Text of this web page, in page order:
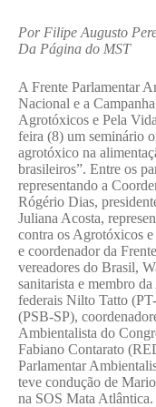
Por Filipe Augusto
Da Página do MST
A Frente Parlamentar
Nacional e a
Agrotóxicos e Pela
feira (8) um seminário
agrotóxico na
brasileiros”. Entre os
representando a
Rógério Dias,
Juliana Acosta,
contra os Agrotóxicos
e coordenador da
vereadores do Brasil,
sanitarista e membro
federais Nilto Tatto
(PSB-SP),
Ambientalista do
Fabiano Contarato
Parlamentar
teve condução de
na SOS Mata Atlântica.